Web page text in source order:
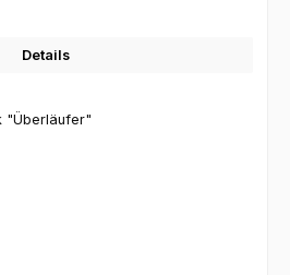
Details